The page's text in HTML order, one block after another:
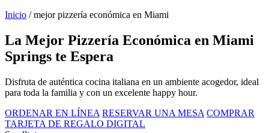
Inicio / mejor pizzería económica en Miami
La Mejor Pizzería Económica en Miami
Springs te Espera
Disfruta de auténtica cocina italiana en un ambiente acogedor, ideal
para toda la familia y con un excelente happy hour.
ORDENAR EN LÍNEA RESERVAR UNA MESA COMPRAR
TARJETA DE REGALO DIGITAL